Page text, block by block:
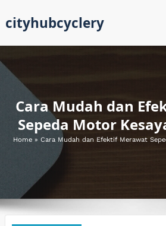
content
cityhubcyclery
Cara Mudah dan
Sepeda Motor
Home» Cara Mudah dan Efektif Merawat